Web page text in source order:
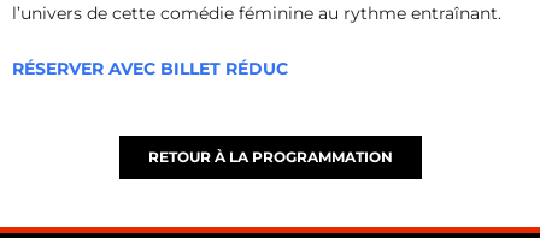
l’univers de cette comédie féminine au rythme entraînant.
RÉSERVER AVEC BILLET RÉDUC
RETOUR À LA PROGRAMMATION